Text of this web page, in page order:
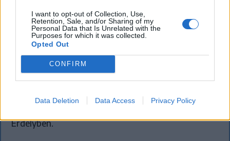
I want to opt-out of Collection, Use,
Retention, Sale, and/or Sharing of my
Personal Data that Is Unrelated with the
Purposes for which it was collected.
Opted Out
CONFIRM
Data Deletion Data Access Privacy Policy
Életveszélyesen megfenyegették
Majkát, elmarad a sepsiszentgyörgyi
koncertje
Életveszélyes fenyegetést kapott Majka, ezért
elmarad a sepsiszentgyörgyi koncertje. Az előadó
közösségi oldalán azt írta, ismeretlenek azt is
tudják, hol szállnának meg, kik biztosítanák a
Erdélyben.